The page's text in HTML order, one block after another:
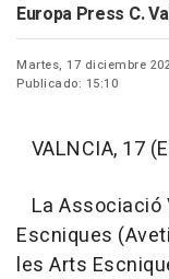
Europa Press C.
Martes, 17 diciembre
Publicado: 15:10
VALNCIA, 17
La Associació
Escniques
les Arts